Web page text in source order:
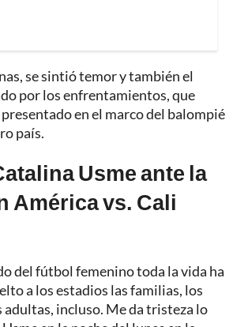
se sintió temor y también el
por los enfrentamientos, que
en el marco del balompié
país.
Usme ante la
América vs. Cali
del fútbol femenino toda la vida ha
a los estadios las familias, los
adultas, incluso. Me da tristeza lo